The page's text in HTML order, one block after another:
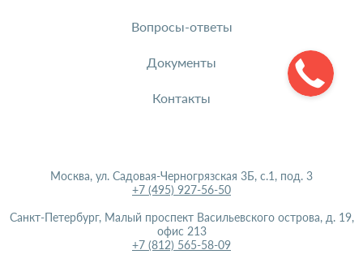
Вопросы-ответы
Документы
Контакты
Москва, ул. Садовая-Черногрязская 3Б, с.1, под. 3
+7 (495) 927-56-50
Санкт-Петербург, Малый проспект Васильевского острова, д. 19,
офис 213
+7 (812) 565-58-09